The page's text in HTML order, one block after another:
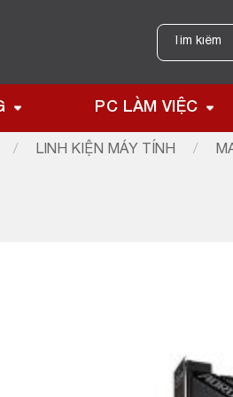
Tìm
kiếm:
PC LÀM VIỆC
/ LINH KIỆN MÁY TÍNH /